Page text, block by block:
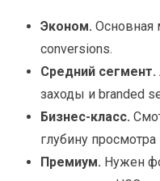
Эконом. Основная
conversions.
Средний сегмент.
заходы и branded
Бизнес-класс.
глубину просмотра
Премиум. Нужен